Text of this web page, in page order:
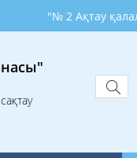
"№ 2 Ақтау қалалық